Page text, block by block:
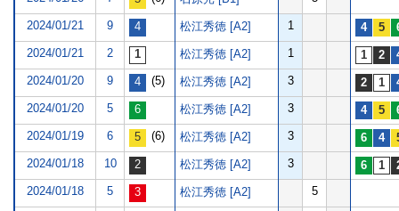
2024/01/21 9 松江秀徳 [A2] 1
2024/01/21 2 松江秀徳 [A2] 1
2024/01/20 9 (5) 松江秀徳 [A2] 3
2024/01/20 5 松江秀徳 [A2] 3
2024/01/19 6 (6) 松江秀徳 [A2] 3
2024/01/18 10 松江秀徳 [A2] 3
2024/01/18 5 松江秀徳 [A2] 5